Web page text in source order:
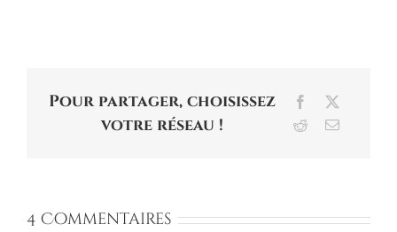
Pour partager, choisissez
votre réseau !
Facebook
RedditEmail
4 Commentaires